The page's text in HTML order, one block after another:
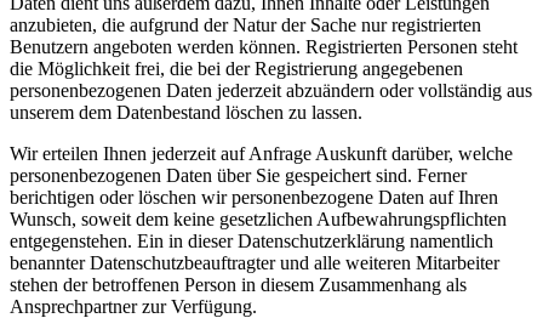
anzubieten, die aufgrund der Natur der Sache nur registrierten
Benutzern angeboten werden können. Registrierten Personen steht
die Möglichkeit frei, die bei der Registrierung angegebenen
personenbezogenen Daten jederzeit abzuändern oder vollständig aus
unserem dem Datenbestand löschen zu lassen.
Wir erteilen Ihnen jederzeit auf Anfrage Auskunft darüber, welche
personenbezogenen Daten über Sie gespeichert sind. Ferner
berichtigen oder löschen wir personenbezogene Daten auf Ihren
Wunsch, soweit dem keine gesetzlichen Aufbewahrungspflichten
entgegenstehen. Ein in dieser Datenschutzerklärung namentlich
benannter Datenschutzbeauftragter und alle weiteren Mitarbeiter
stehen der betroffenen Person in diesem Zusammenhang als
Ansprechpartner zur Verfügung.